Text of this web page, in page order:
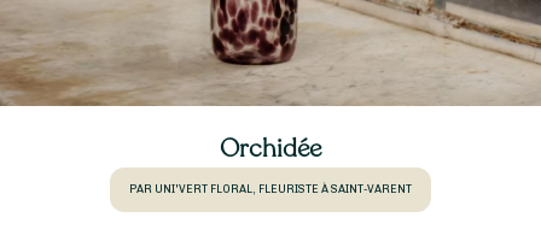
Orchidée
PAR UNI'VERT FLORAL, FLEURISTE À SAINT-VARENT